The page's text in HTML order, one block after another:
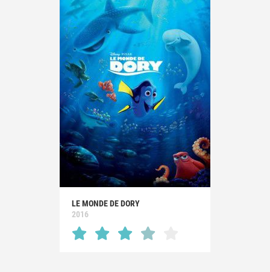
LE MONDE DE DORY
2016